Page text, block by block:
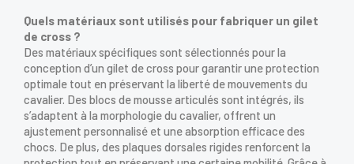
Quels matériaux sont utilisés pour fabriquer un gilet
de cross ?
Des matériaux spécifiques sont sélectionnés pour la
conception d’un gilet de cross pour garantir une protection
optimale tout en préservant la liberté de mouvements du
cavalier. Des blocs de mousse articulés sont intégrés, ils
s’adaptent à la morphologie du cavalier, offrent un
ajustement personnalisé et une absorption efficace des
chocs. De plus, des plaques dorsales rigides renforcent la
×
Vous devez être connecté pour enregistrer des
produits dans votre liste d'envie